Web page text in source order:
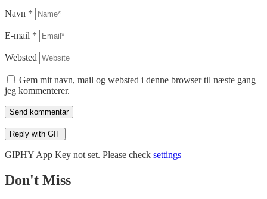
Navn *
E-mail *
Websted
Gem mit navn, mail og websted i denne browser til næste gang
jeg kommenterer.
Send kommentar
Reply with GIF
GIPHY App Key not set. Please check settings
Don't Miss